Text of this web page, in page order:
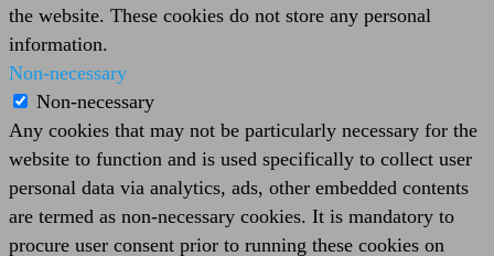
the website. These cookies do not store any personal
information.
Non-necessary
Non-necessary
Any cookies that may not be particularly necessary for the
website to function and is used specifically to collect user
personal data via analytics, ads, other embedded contents
are termed as non-necessary cookies. It is mandatory to
procure user consent prior to running these cookies on